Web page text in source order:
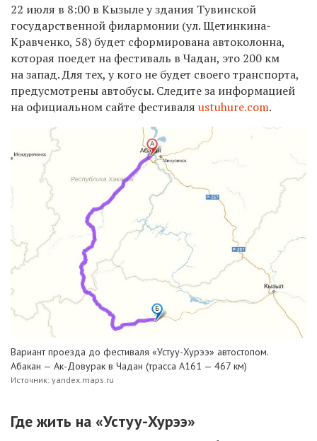
22 июля в 8:00 в Кызыле у здания Тувинской
государственной филармонии (ул. Щетинкина-
Кравченко, 58) будет сформирована автоколонна,
которая поедет на фестиваль в Чадан, это 200 км
на запад. Для тех, у кого не будет своего транспорта,
предусмотрены автобусы. Следите за информацией
на официальном сайте фестиваля ustuhure.com.
Вариант проезда до фестиваля «Устуу-Хурээ» автостопом.
Абакан — Ак-Довурак в Чадан (трасса А161 — 467 км)
Источник: yandex.maps.ru
Где жить на «Устуу-Хурээ»